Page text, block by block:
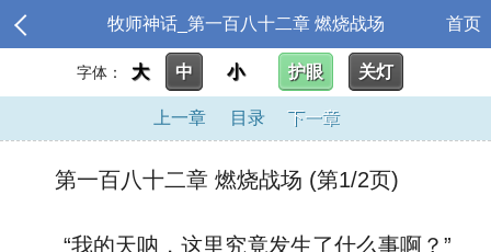
牧师神话_第一百八十二章 燃烧战场 首页
字体： 大 中 小 护眼 关灯
上一章 目录 下一章
第一百八十二章 燃烧战场 (第1/2页)
“我的天呐，这里究竟发生了什么事啊？”